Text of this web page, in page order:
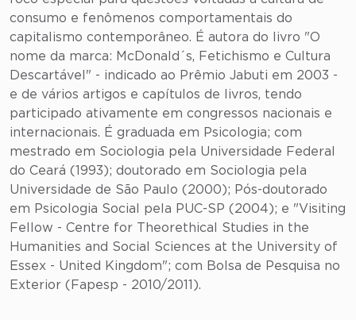
consumo e fenômenos comportamentais do
capitalismo contemporâneo. É autora do livro "O
nome da marca: McDonald´s, Fetichismo e Cultura
Descartável" - indicado ao Prêmio Jabuti em 2003 -
e de vários artigos e capítulos de livros, tendo
participado ativamente em congressos nacionais e
internacionais. É graduada em Psicologia; com
mestrado em Sociologia pela Universidade Federal
do Ceará (1993); doutorado em Sociologia pela
Universidade de São Paulo (2000); Pós-doutorado
em Psicologia Social pela PUC-SP (2004); e "Visiting
Fellow - Centre for Theorethical Studies in the
Humanities and Social Sciences at the University of
Essex - United Kingdom"; com Bolsa de Pesquisa no
Exterior (Fapesp - 2010/2011).